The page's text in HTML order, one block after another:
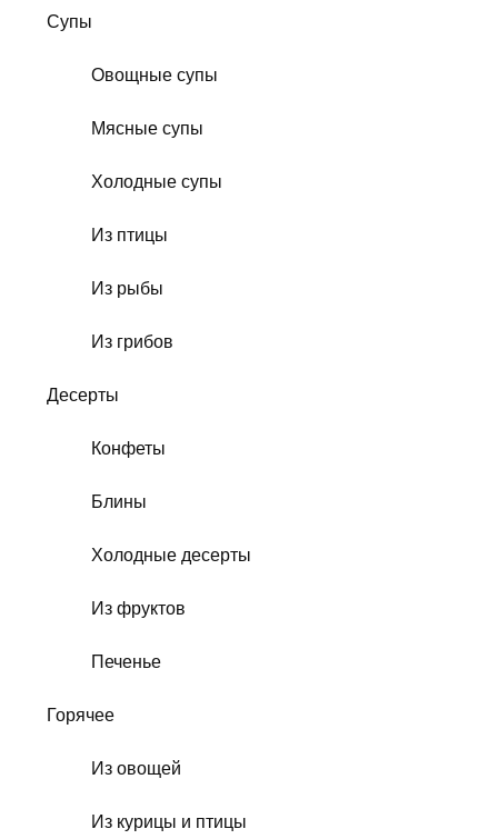
Супы
Овощные супы
Мясные супы
Холодные супы
Из птицы
Из рыбы
Из грибов
Десерты
Конфеты
Блины
Холодные десерты
Из фруктов
Печенье
Горячее
Из овощей
Из курицы и птицы